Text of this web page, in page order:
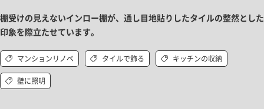
棚受けの見えないインロー棚が、通し目地貼りしたタイルの整然とした
印象を際立たせています。
マンションリノベ タイルで飾る キッチンの収納
壁に照明